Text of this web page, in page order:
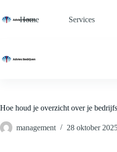
de
Home Services
Hoe houd je overzicht over je
management 28 oktober